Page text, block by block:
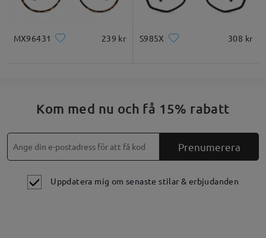
MX96431 239 kr S985X 308 kr
Kom med nu och få 15% rabatt
Prenumerera
Uppdatera mig om senaste stilar & erbjudanden